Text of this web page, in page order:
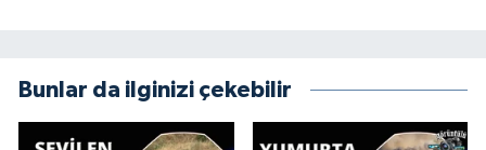
Bunlar da ilginizi çekebilir